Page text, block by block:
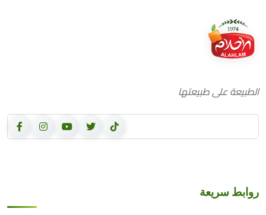
الطبيعة على طبيعتها
روابط سريعة